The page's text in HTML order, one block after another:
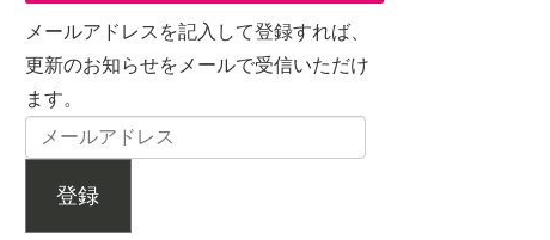
メールアドレスを記入して登録すれば、
更新のお知らせをメールで受信いただけ
ます。
登録